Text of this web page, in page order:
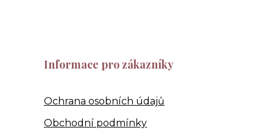
Informace pro zákazníky
Ochrana osobních údajů
Obchodní podmínky